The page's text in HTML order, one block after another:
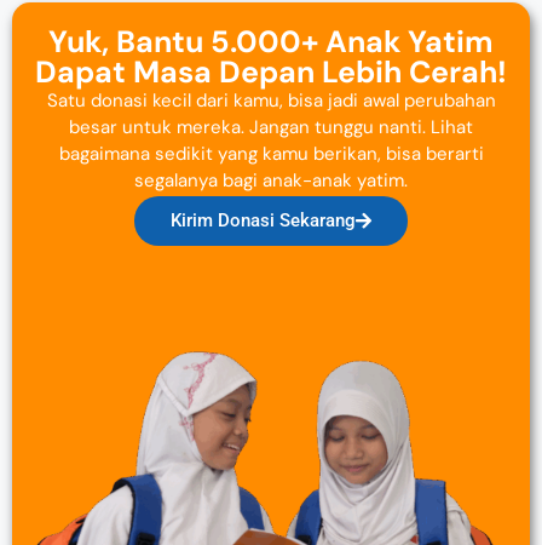
Yuk, Bantu 5.000+ Anak Yatim
Dapat Masa Depan Lebih Cerah!
Satu donasi kecil dari kamu, bisa jadi awal perubahan
besar untuk mereka. Jangan tunggu nanti. Lihat
bagaimana sedikit yang kamu berikan, bisa berarti
segalanya bagi anak-anak yatim.
Kirim Donasi Sekarang